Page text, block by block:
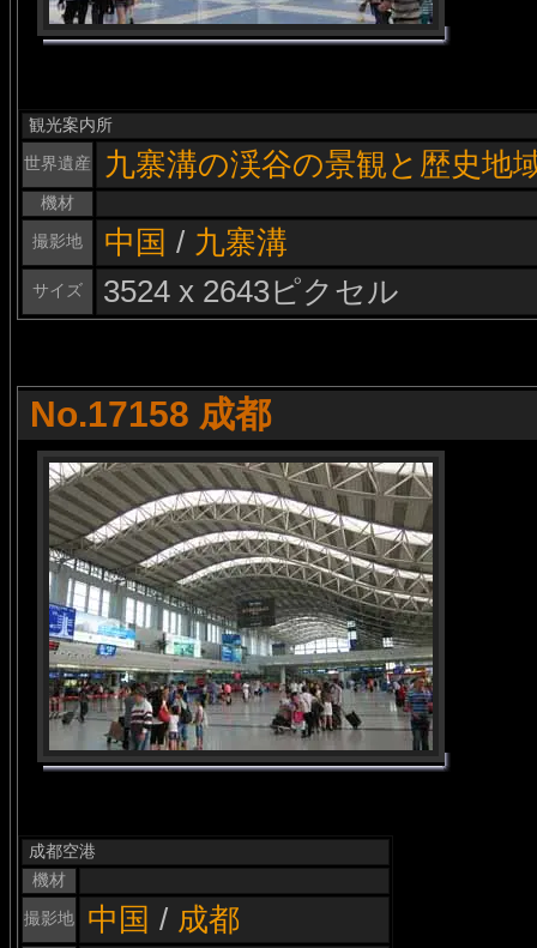
観光案内所
世界遺産
九寨溝の渓谷の景観と歴史地
機材
撮影地
中国 / 九寨溝
サイズ 3524 x 2643ピクセル
No.17158 成都
成都空港
機材
撮影地
中国 / 成都